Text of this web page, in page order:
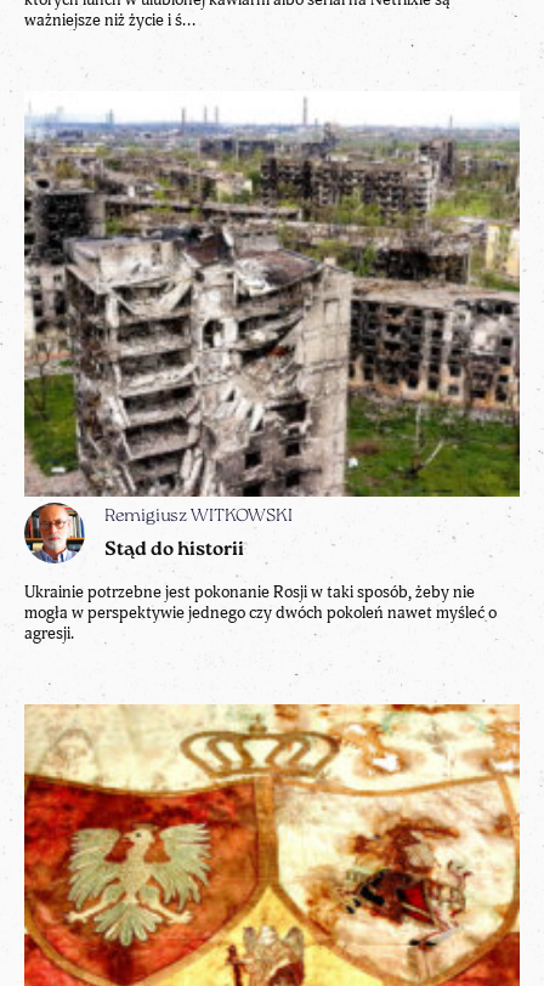
ważniejsze niż życie i ś...
Remigiusz WITKOWSKI
Stąd do historii
Ukrainie potrzebne jest pokonanie Rosji w taki sposób, żeby nie
mogła w perspektywie jednego czy dwóch pokoleń nawet myśleć o
agresji.